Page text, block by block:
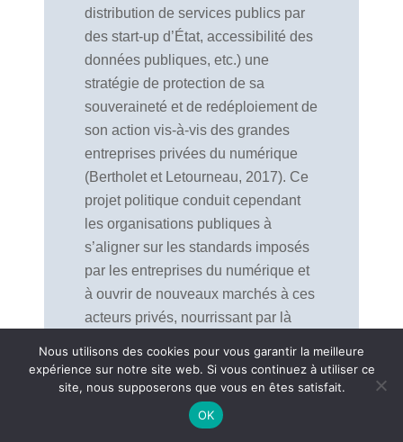
distribution de services publics par
des start-up d’État, accessibilité des
données publiques, etc.) une
stratégie de protection de sa
souveraineté et de redéploiement de
son action vis-à-vis des grandes
entreprises privées du numérique
(Bertholet et Letourneau, 2017). Ce
projet politique conduit cependant
les organisations publiques à
s’aligner sur les standards imposés
par les entreprises du numérique et
à ouvrir de nouveaux marchés à ces
acteurs privés, nourrissant par là
privatisation numérique » des
services publics (Jeannot et Cottin-
Marx, 2022). Des communications
Nous utilisons des cookies pour vous garantir la meilleure
expérience sur notre site web. Si vous continuez à utiliser ce
site, nous supposerons que vous en êtes satisfait.
OK